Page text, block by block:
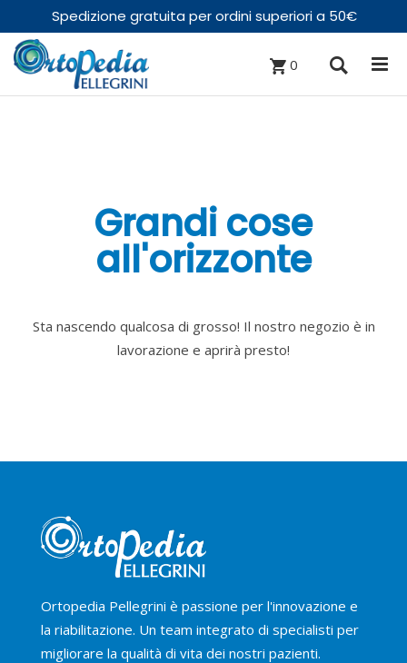
Spedizione gratuita per ordini superiori a 50€
0
Grandi cose
all'orizzonte
Sta nascendo qualcosa di grosso! Il nostro negozio è in
lavorazione e aprirà presto!
Ortopedia Pellegrini è passione per l'innovazione e
la riabilitazione. Un team integrato di specialisti per
migliorare la qualità di vita dei nostri pazienti.